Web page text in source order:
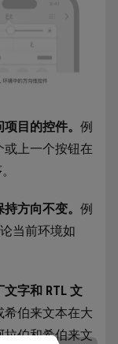
目的控件。 例
上一个按钮在
方向不变。 例
当前环境如
字和 RTL 文
伯来文本在大
伯和希伯来文